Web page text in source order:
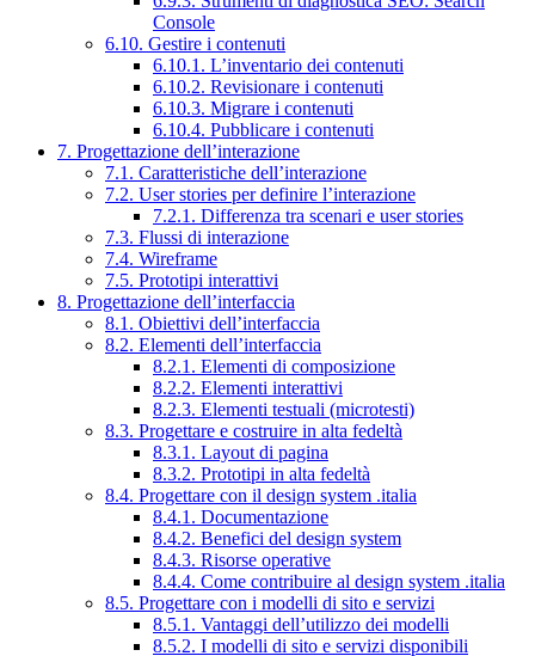
Console
6.10. Gestire i contenuti
6.10.1. L’inventario dei contenuti
6.10.2. Revisionare i contenuti
6.10.3. Migrare i contenuti
6.10.4. Pubblicare i contenuti
7. Progettazione dell’interazione
7.1. Caratteristiche dell’interazione
7.2. User stories per definire l’interazione
7.2.1. Differenza tra scenari e user stories
7.3. Flussi di interazione
7.4. Wireframe
7.5. Prototipi interattivi
8. Progettazione dell’interfaccia
8.1. Obiettivi dell’interfaccia
8.2. Elementi dell’interfaccia
8.2.1. Elementi di composizione
8.2.2. Elementi interattivi
8.2.3. Elementi testuali (microtesti)
8.3. Progettare e costruire in alta fedeltà
8.3.1. Layout di pagina
8.3.2. Prototipi in alta fedeltà
8.4. Progettare con il design system .italia
8.4.1. Documentazione
8.4.2. Benefici del design system
8.4.3. Risorse operative
8.4.4. Come contribuire al design system .italia
8.5. Progettare con i modelli di sito e servizi
8.5.1. Vantaggi dell’utilizzo dei modelli
8.5.2. I modelli di sito e servizi disponibili